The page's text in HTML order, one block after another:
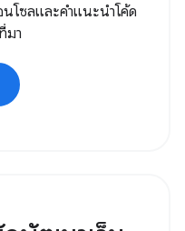
โซลและคำแนะนำโค้ด
มา